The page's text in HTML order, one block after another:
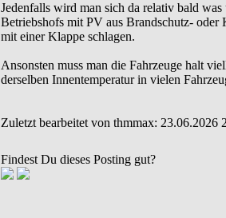
Jedenfalls wird man sich da relativ bald
Betriebshofs mit PV aus Brandschutz- oder
mit einer Klappe schlagen.
Ansonsten muss man die Fahrzeuge halt
derselben Innentemperatur in vielen
Zuletzt bearbeitet von thmmax: 23.06.2026
Findest Du dieses Posting gut?